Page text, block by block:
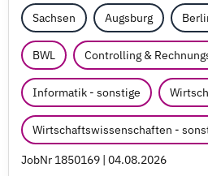
Sachsen Augsburg
BWL Controlling &
Informatik - sonstige
Wirtschaftswissenschaften -
JobNr 1850169 | 04.08.2026